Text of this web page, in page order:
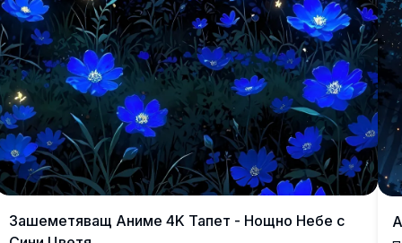
Зашеметяващ Аниме 4K Тапет - Нощно Небе с